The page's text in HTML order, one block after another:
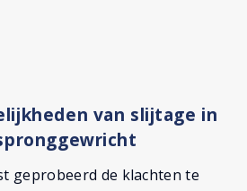
van slijtage in
geprobeerd de klachten te